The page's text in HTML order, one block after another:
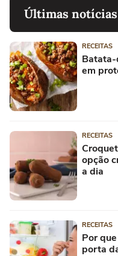
Últimas notícias
RECEITAS
Batata-
em
RECEITAS
opção
a dia
RECEITAS
Por
porta